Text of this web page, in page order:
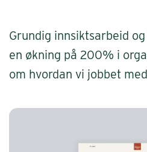
Grundig innsiktsarbeid
en økning på 200% i
om hvordan vi jobbet